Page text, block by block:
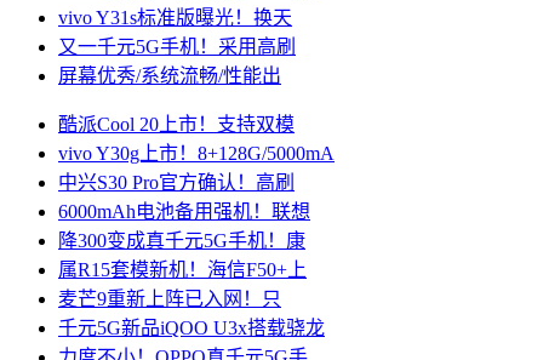
vivo Y31s标准版曝光！换天
又一千元5G手机！采用高刷
屏幕优秀/系统流畅/性能出
酷派Cool 20上市！支持双模
vivo Y30g上市！8+128G/5000mA
中兴S30 Pro官方确认！高刷
6000mAh电池备用强机！联想
降300变成真千元5G手机！康
属R15套模新机！海信F50+上
麦芒9重新上阵已入网！只
千元5G新品iQOO U3x搭载骁龙